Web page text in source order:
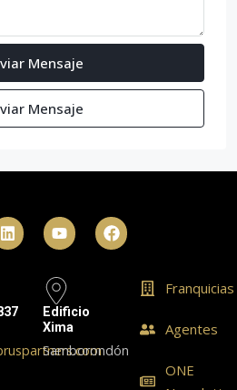
Mensaje
Mensaje
Edificio
Xima
Samborondón
Franquicias
Agentes
ONE